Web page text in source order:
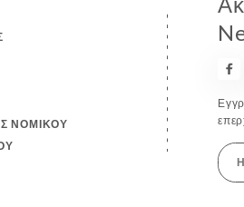
ΝΟΜΙΚΟΎ